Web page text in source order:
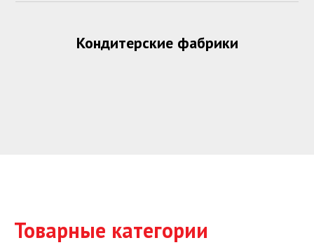
Кондитерские фабрики
Товарные категории